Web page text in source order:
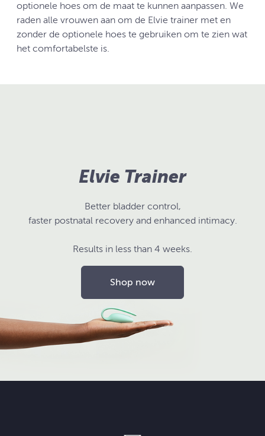
optionele hoes om de maat te kunnen aanpassen. We
raden alle vrouwen aan om de Elvie trainer met en
zonder de optionele hoes te gebruiken om te zien wat
het comfortabelste is.
Elvie Trainer
Better bladder control,
faster postnatal recovery and enhanced intimacy.
Results in less than 4 weeks.
Shop now